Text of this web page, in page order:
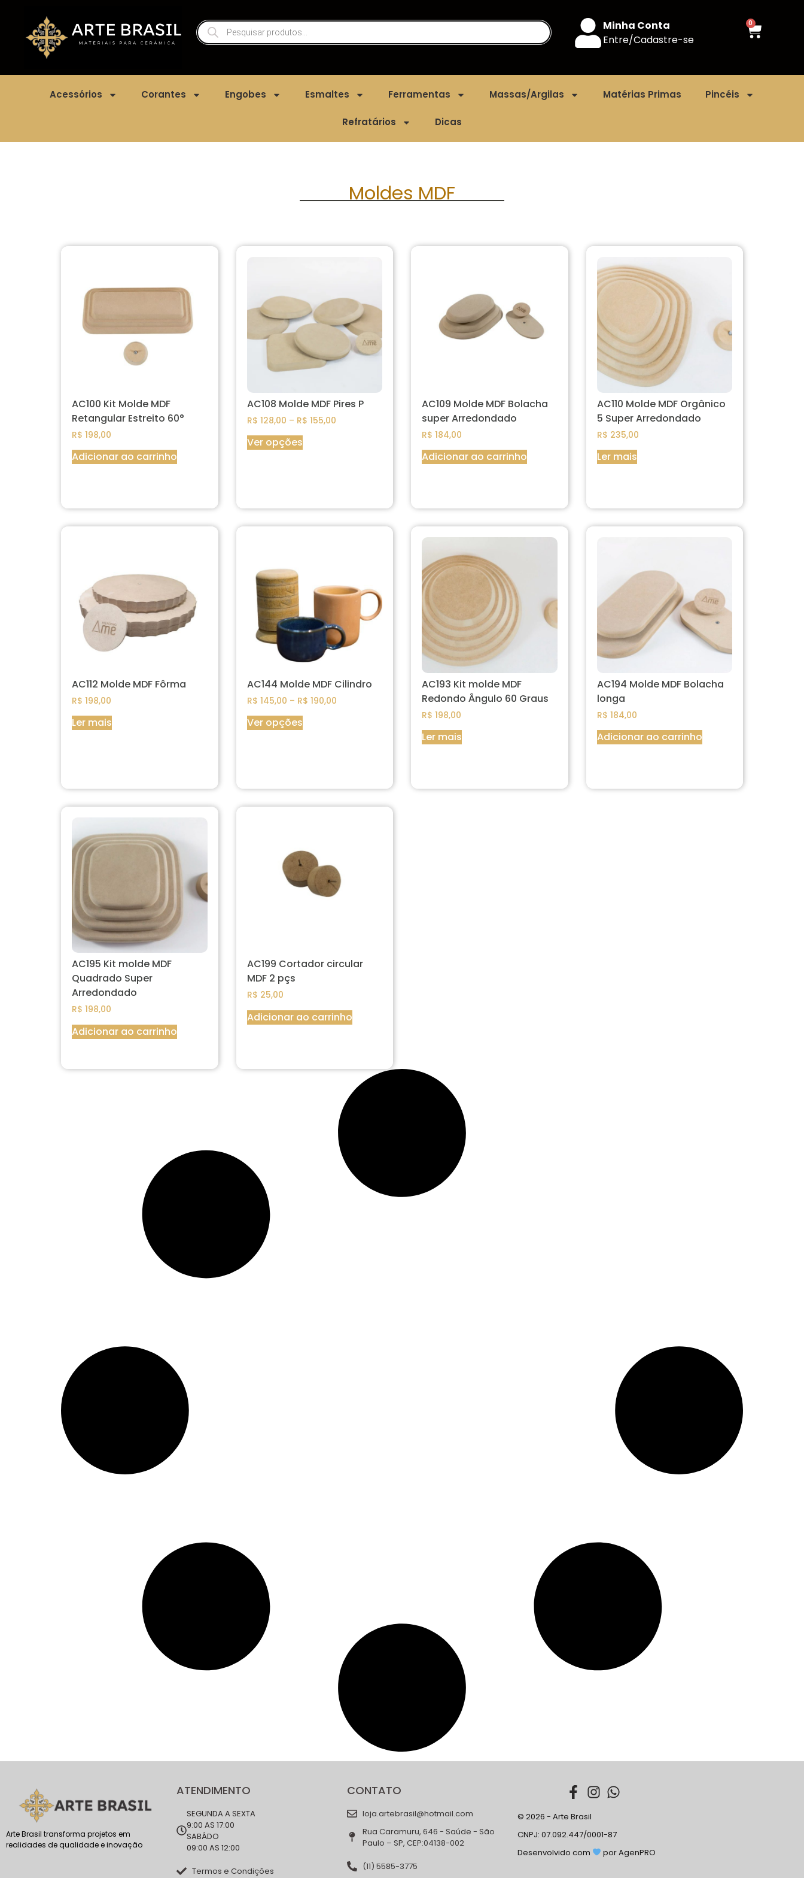
Minha Conta
Entre/Cadastre-se
0
Acessórios Corantes Engobes Esmaltes Ferramentas Massas/Argilas Matérias Primas Pincéis
Refratários Dicas
Moldes MDF
AC100 Kit Molde MDF
Retangular Estreito 60°
R$ 198,00
Adicionar ao carrinho
AC108 Molde MDF Pires P
R$ 128,00 – R$ 155,00
Ver opções
AC109 Molde MDF Bolacha
super Arredondado
R$ 184,00
Adicionar ao carrinho
AC110 Molde MDF Orgânico
5 Super Arredondado
R$ 235,00
Ler mais
AC112 Molde MDF Fôrma
R$ 198,00
Ler mais
AC144 Molde MDF Cilindro
R$ 145,00 – R$ 190,00
Ver opções
AC193 Kit molde MDF
Redondo Ângulo 60 Graus
R$ 198,00
Ler mais
AC194 Molde MDF Bolacha
longa
R$ 184,00
Adicionar ao carrinho
AC195 Kit molde MDF
Quadrado Super
Arredondado
R$ 198,00
Adicionar ao carrinho
AC199 Cortador circular
MDF 2 pçs
R$ 25,00
Adicionar ao carrinho
Arte Brasil transforma projetos em
realidades de qualidade e inovação
ATENDIMENTO
SEGUNDA A SEXTA
9:00 AS 17:00
SABÁDO
09:00 AS 12:00
Termos e Condições
CONTATO
loja.artebrasil@hotmail.com
Rua Caramuru, 646 - Saúde - São
Paulo – SP, CEP:04138-002
(11) 5585-3775
© 2026 - Arte Brasil
CNPJ: 07.092.447/0001-87
Desenvolvido com
por AgenPRO